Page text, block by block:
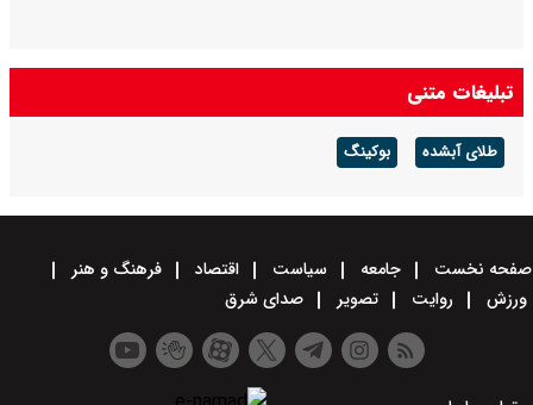
تبلیغات متنی
طلای آبشده بوکینگ
صفحه نخست جامعه سیاست اقتصاد
فرهنگ و هنر
ورزش
روایت تصویر صدای شرق